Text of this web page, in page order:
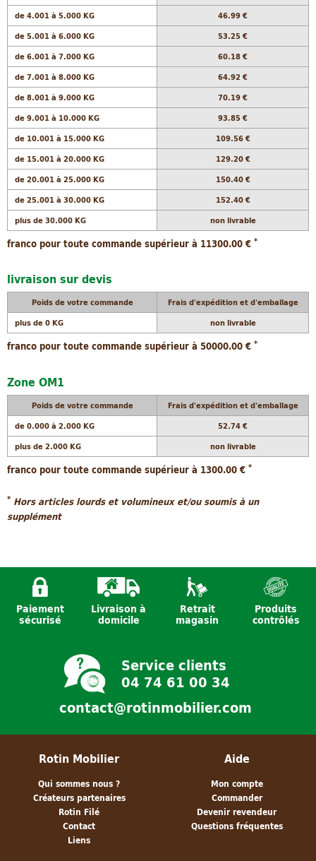
de 4.001 à 5.000 KG
46.99 €
de 5.001 à 6.000 KG
53.25 €
de 6.001 à 7.000 KG
60.18 €
de 7.001 à 8.000 KG
64.92 €
de 8.001 à 9.000 KG
70.19 €
de 9.001 à 10.000 KG
93.85 €
de 10.001 à 15.000 KG
109.56 €
de 15.001 à 20.000 KG
129.20 €
de 20.001 à 25.000 KG
150.40 €
de 25.001 à 30.000 KG
152.40 €
plus de 30.000 KG
non livrable
franco pour toute commande supérieur à 11300.00 € *
livraison sur devis
Poids de votre commande
Frais d'expédition et d'emballage
plus de 0 KG
non livrable
franco pour toute commande supérieur à 50000.00 € *
Zone OM1
Poids de votre commande
Frais d'expédition et d'emballage
de 0.000 à 2.000 KG
52.74 €
plus de 2.000 KG
non livrable
franco pour toute commande supérieur à 1300.00 € *
* Hors articles lourds et volumineux et/ou soumis à un
supplément
Paiement
sécurisé
Livraison à
domicile
Retrait
magasin
Produits
contrôlés
Service clients
04 74 61 00 34
contact@rotinmobilier.com
Rotin Mobilier
Qui sommes nous ?
Créateurs partenaires
Rotin Filé
Contact
Liens
Aide
Mon compte
Commander
Devenir revendeur
Questions fréquentes